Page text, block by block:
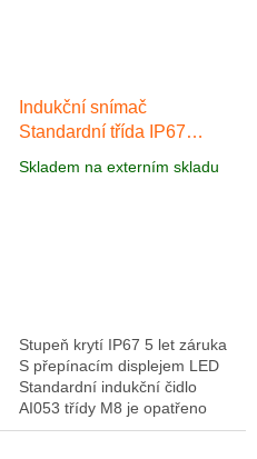
Indukční snímač
Standardní třída IP67
Skladem na externím skladu
Stupeň krytí IP67 5 let záruka
S přepínacím displejem LED
Standardní indukční čidlo
AI053 třídy M8 je opatřeno
poniklovanou mosaznou